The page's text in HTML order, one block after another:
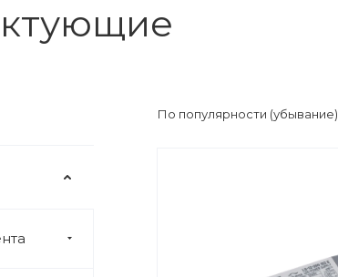
По популярности (убывание)